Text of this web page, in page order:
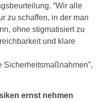
“Wir alle
zu schaffen, in der man
ohne stigmatisiert zu
und klare
ernst nehmen